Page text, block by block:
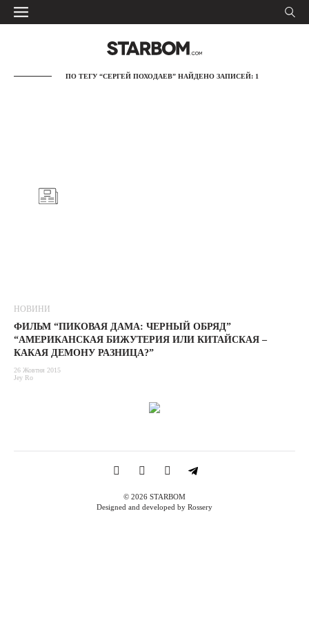
ПО ТЕГУ “СЕРГЕЙ ПОХОДАЕВ” НАЙДЕНО ЗАПИСЕЙ: 1
НОВИНИ
ФИЛЬМ “ПИКОВАЯ ДАМА: ЧЕРНЫЙ ОБРЯД”
“АМЕРИКАНСКАЯ БИЖУТЕРИЯ ИЛИ КИТАЙСКАЯ –
КАКАЯ ДЕМОНУ РАЗНИЦА?”
26 Жовтня 2015
Jey Ro
© 2026 STARBOM
Designed and developed by Rossery